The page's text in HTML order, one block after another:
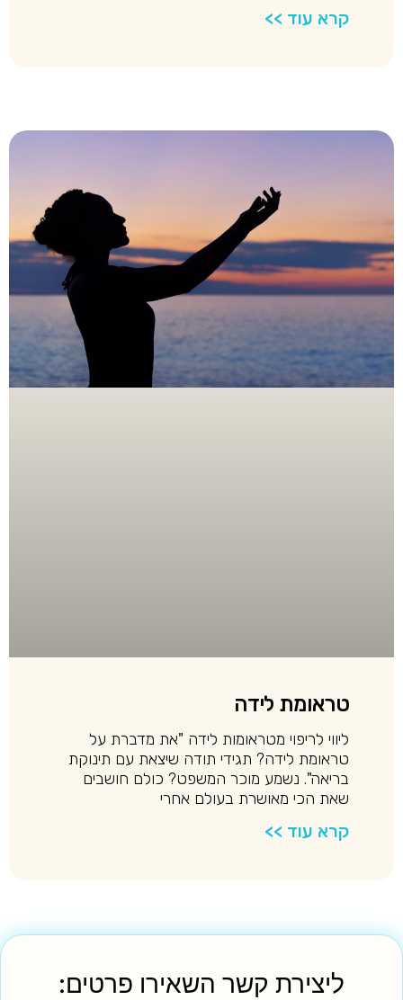
קרא עוד >>
טראומת לידה
ליווי לריפוי מטראומות לידה "את מדברת על
טראומת לידה? תגידי תודה שיצאת עם תינוקת
בריאה". נשמע מוכר המשפט? כולם חושבים
שאת הכי מאושרת בעולם אחרי
קרא עוד >>
ליצירת קשר השאירו פרטים: